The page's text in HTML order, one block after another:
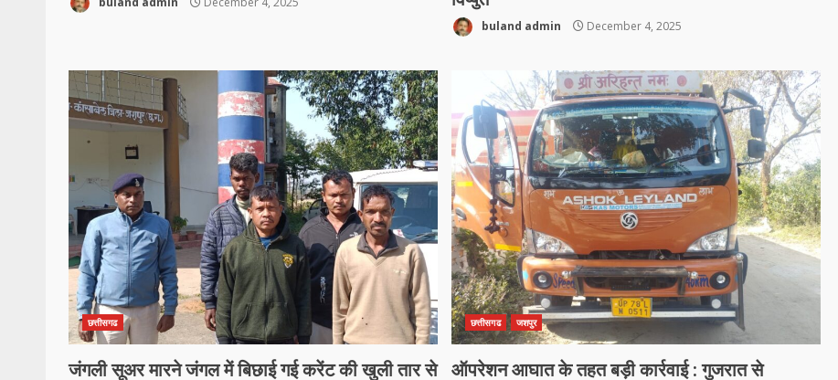
buland admin December 4, 2025
छत्तीसगढ
जंगली सूअर मारने जंगल में बिछाई गई करेंट की खुली तार से
छत्तीसगढ जशपुर
ऑपरेशन आघात के तहत बड़ी कार्रवाई : गुजरात से